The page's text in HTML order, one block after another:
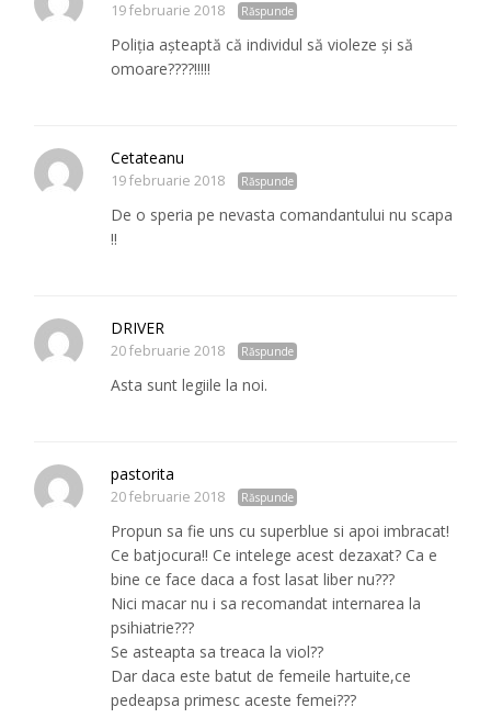
19 februarie 2018 Răspunde
Poliția așteaptă că individul să violeze și să
omoare????!!!!!
Cetateanu
19 februarie 2018 Răspunde
De o speria pe nevasta comandantului nu scapa
!!
DRIVER
20 februarie 2018 Răspunde
Asta sunt legiile la noi.
pastorita
20 februarie 2018 Răspunde
Propun sa fie uns cu superblue si apoi imbracat!
Ce batjocura!! Ce intelege acest dezaxat? Ca e
bine ce face daca a fost lasat liber nu???
Nici macar nu i sa recomandat internarea la
psihiatrie???
Se asteapta sa treaca la viol??
Dar daca este batut de femeile hartuite,ce
pedeapsa primesc aceste femei???